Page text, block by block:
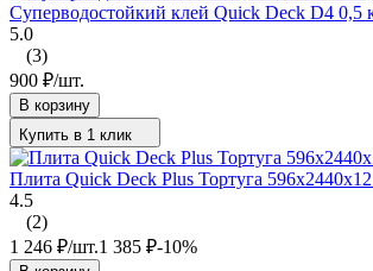
Суперводостойкий клей Quick Deck D4 0,5
5.0
(3)
900 ₽/шт.
В корзину
Купить в 1 клик
Плита Quick Deck Plus Тортуга
4.5
(2)
1 246 ₽/шт.1 385 ₽-10%